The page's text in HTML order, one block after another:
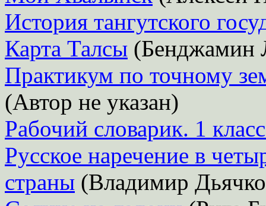
История тангутского
Карта Талсы (Бенджамин
Практикум по точному
(Автор не указан)
Рабочий словарик. 1
Русское наречение в
страны (Владимир